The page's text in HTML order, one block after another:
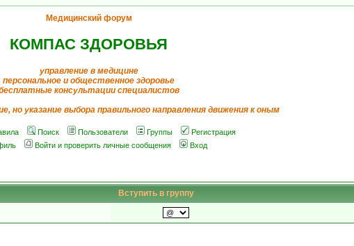
Медицинский форум
КОМПАС ЗДОРОВЬЯ
управление в медицине
персональное и общественное здоровье
консультации специалистов
но указание выбора правильного направления движения к оным
Поиск Пользователи Группы
Регистрация
Войти и проверить личные сообщения Вход
Вступить в группу